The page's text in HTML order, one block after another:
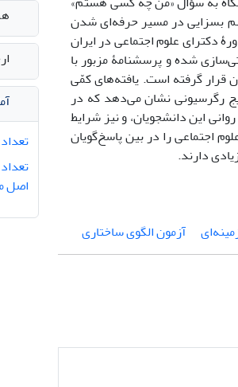
بسزایی در مسیر حرفه‌ای شدن
دکترای علوم اجتماعی در ایران
ودادهیر، صدیقیان بیدگلی، و جعفری (1396) عملیاتی‌سازی شده و پرسشنامۀ مزبور با
آزمون قرار گرفته است. یافته‌های کمّی
رگرسیونی نشان می‌دهد که در
این دانشجویان، و نیز شرایط
اجتماعی را در بین پاسخ‌گویان
دارند.
آزمون الگوی ساختاری
اصل